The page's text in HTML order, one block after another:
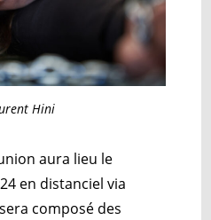
Hini
aura lieu le
en distanciel via
composé des